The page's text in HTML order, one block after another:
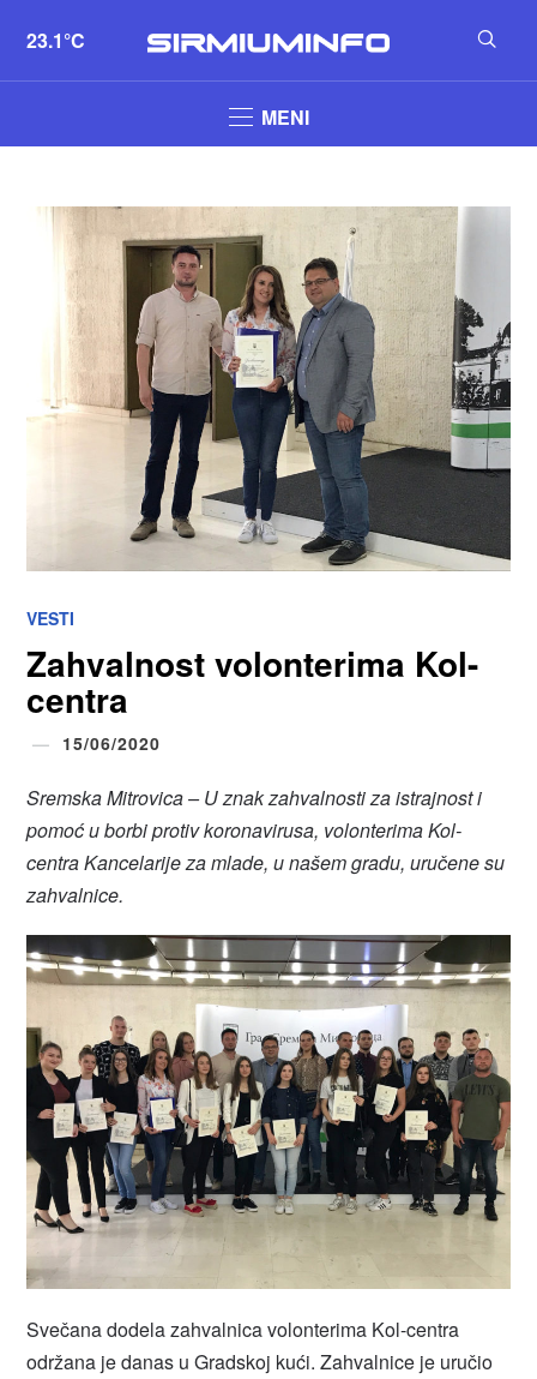
23.1°C
MENI
VESTI
Zahvalnost volonterima Kol-
centra
15/06/2020
Sremska Mitrovica – U znak zahvalnosti za istrajnost i
pomoć u borbi protiv koronavirusa, volonterima Kol-
centra Kancelarije za mlade, u našem gradu, uručene su
zahvalnice.
Svečana dodela zahvalnica volonterima Kol-centra
održana je danas u Gradskoj kući. Zahvalnice je uručio